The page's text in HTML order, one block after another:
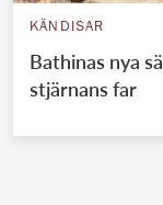
KÄNDISAR
Bathinas nya
stjärnans far